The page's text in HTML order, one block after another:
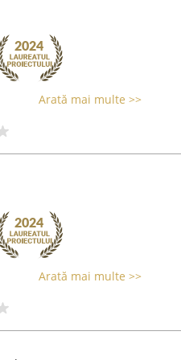
Arată mai multe >>
Arată mai multe >>